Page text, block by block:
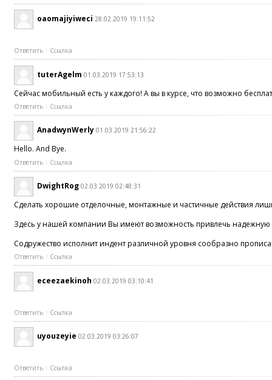
oaomajiyiweci 28.02.2019 19:11:52
Ответить Ссылка
tuterAgelm 01.03.2019 17:53:13
Сейчас мобильный есть у каждого! А вы в курсе, что возможно
Ответить Ссылка
AnadwynWerly 01.03.2019 21:56:22
Hello. And Bye.
Ответить Ссылка
DwightRog 02.03.2019 02:48:31
Сделать хорошие отделочные, монтажные и частичные действия
Здесь у нашей компании Вы имеют возможность привлечь
Содружество исполнит индент различной уровня сообразно
Ответить Ссылка
eceezaekinoh 02.03.2019 03:10:41
Ответить Ссылка
uyouzeyie 02.03.2019 03:26:07
Ответить Ссылка